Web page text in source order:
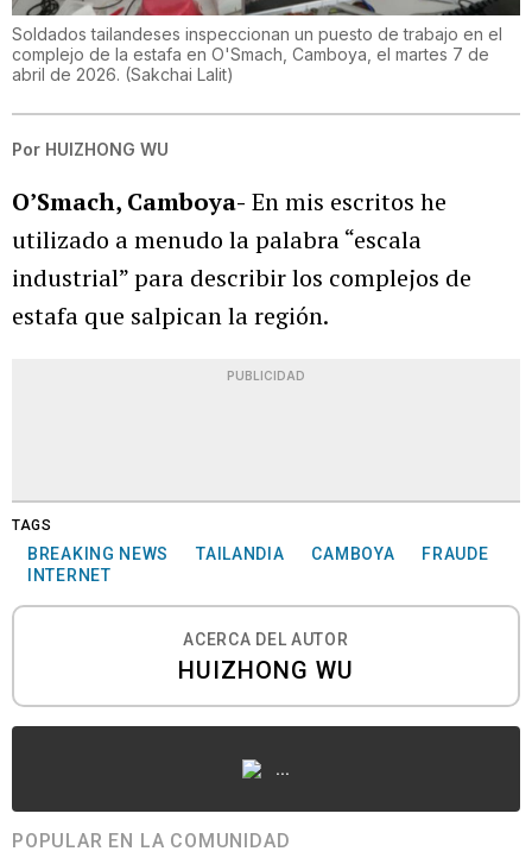
Soldados tailandeses inspeccionan un puesto de trabajo en el
complejo de la estafa en O'Smach, Camboya, el martes 7 de
abril de 2026. (Sakchai Lalit)
Por HUIZHONG WU
O’Smach, Camboya- En mis escritos he
utilizado a menudo la palabra “escala
industrial” para describir los complejos de
estafa que salpican la región.
PUBLICIDAD
TAGS
BREAKING NEWS TAILANDIA CAMBOYA
FRAUDE
INTERNET
ACERCA DEL AUTOR
HUIZHONG WU
...
POPULAR EN LA COMUNIDAD